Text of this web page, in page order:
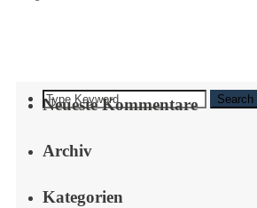
Search
Neueste Kommentare
Archiv
Kategorien